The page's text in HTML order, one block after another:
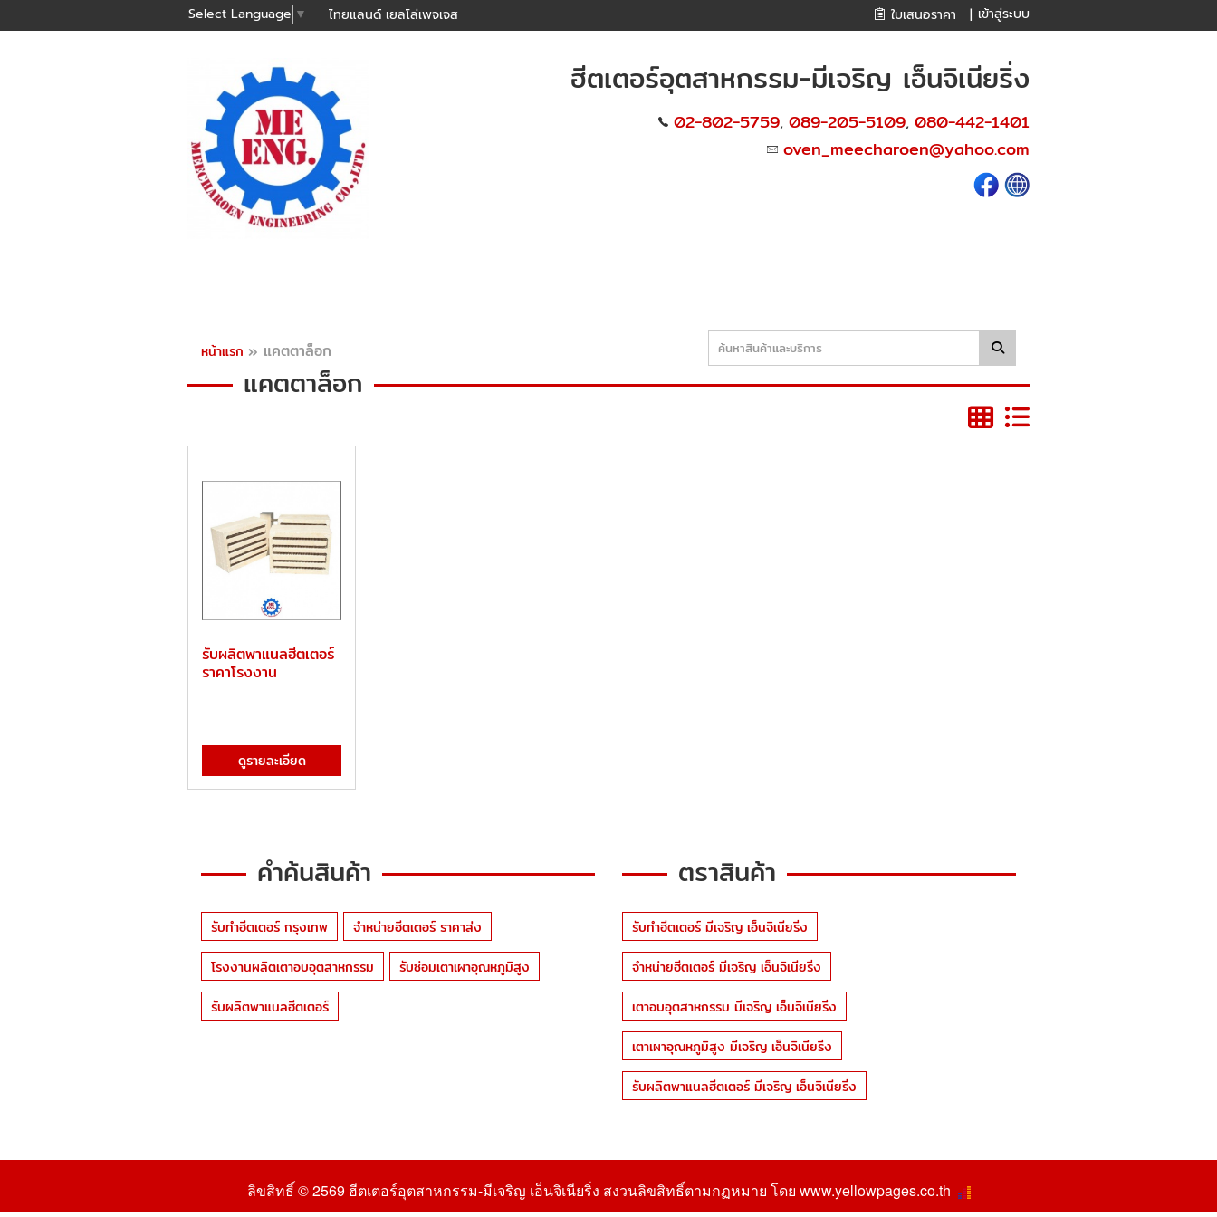
Select Language ▼ ไทยแลนด์ เยลโล่เพจเจส ใบเสนอราคา | เข้าสู่ระบบ
ฮีตเตอร์อุตสาหกรรม-มีเจริญ เอ็นจิเนียริ่ง
02-802-5759, 089-205-5109, 080-442-1401
oven_meecharoen@yahoo.com
หน้าแรก » แคตตาล็อก
แคตตาล็อก
รับผลิตพาแนลฮีตเตอร์
ราคาโรงงาน
ดูรายละเอียด
คำค้นสินค้า
รับทำฮีตเตอร์ กรุงเทพ
จำหน่ายฮีตเตอร์ ราคาส่ง
โรงงานผลิตเตาอบอุตสาหกรรม
รับซ่อมเตาเผาอุณหภูมิสูง
รับผลิตพาแนลฮีตเตอร์
ตราสินค้า
รับทำฮีตเตอร์ มีเจริญ เอ็นจิเนียริ่ง
จำหน่ายฮีตเตอร์ มีเจริญ เอ็นจิเนียริ่ง
เตาอบอุตสาหกรรม มีเจริญ เอ็นจิเนียริ่ง
เตาเผาอุณหภูมิสูง มีเจริญ เอ็นจิเนียริ่ง
รับผลิตพาแนลฮีตเตอร์ มีเจริญ เอ็นจิเนียริ่ง
ลิขสิทธิ์ © 2569 ฮีตเตอร์อุตสาหกรรม-มีเจริญ เอ็นจิเนียริ่ง สงวนลิขสิทธิ์ตามกฏหมาย โดย www.yellowpages.co.th